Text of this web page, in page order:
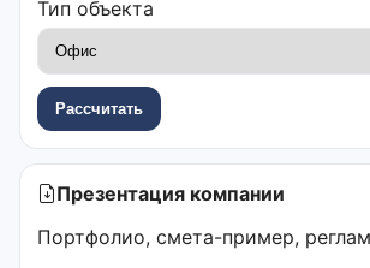
Тип объекта
Рассчитать
Презентация компании
Портфолио, смета-пример,